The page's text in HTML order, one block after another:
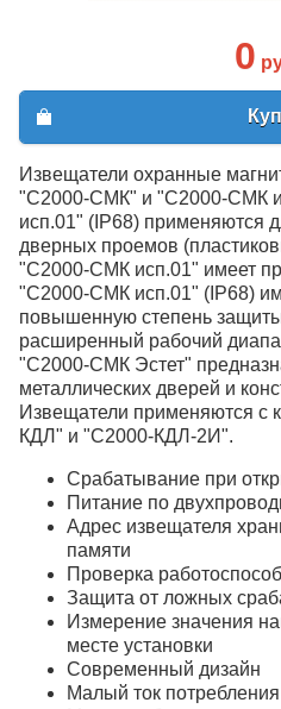
0
Извещатели охранные
"С2000-СМК" и "С2000-СМК
исп.01" (IP68) применяются
дверных проемов
"С2000-СМК исп.01" имеет
"С2000-СМК исп.01" (IP68)
повышенную степень
расширенный рабочий
"С2000-СМК Эстет"
металлических дверей и
Извещатели применяются с
КДЛ" и "С2000-КДЛ-2И".
Срабатывание при
Питание по
Адрес извещателя
памяти
Проверка
Защита от ложных
Измерение значения
месте установки
Современный дизайн
Малый ток потребления